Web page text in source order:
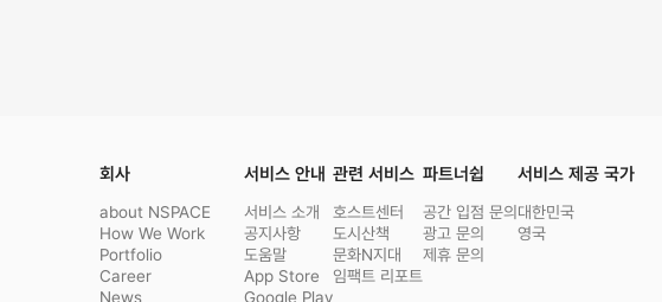
회사
about NSPACE
How We Work
Portfolio
Career
News
서비스 안내
서비스 소개
공지사항
도움말
App Store
Google Play
관련 서비스
호스트센터
도시산책
문화N지대
임팩트 리포트
파트너쉽
공간 입점 문의
광고 문의
제휴 문의
서비스 제공 국가
대한민국
영국